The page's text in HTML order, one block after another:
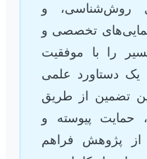
روش‌شناسی، و
تخصصی و
را با موفقیت
دستاورد علمی
تضمین از طریق
پیوسته و
پژوهش فراهم